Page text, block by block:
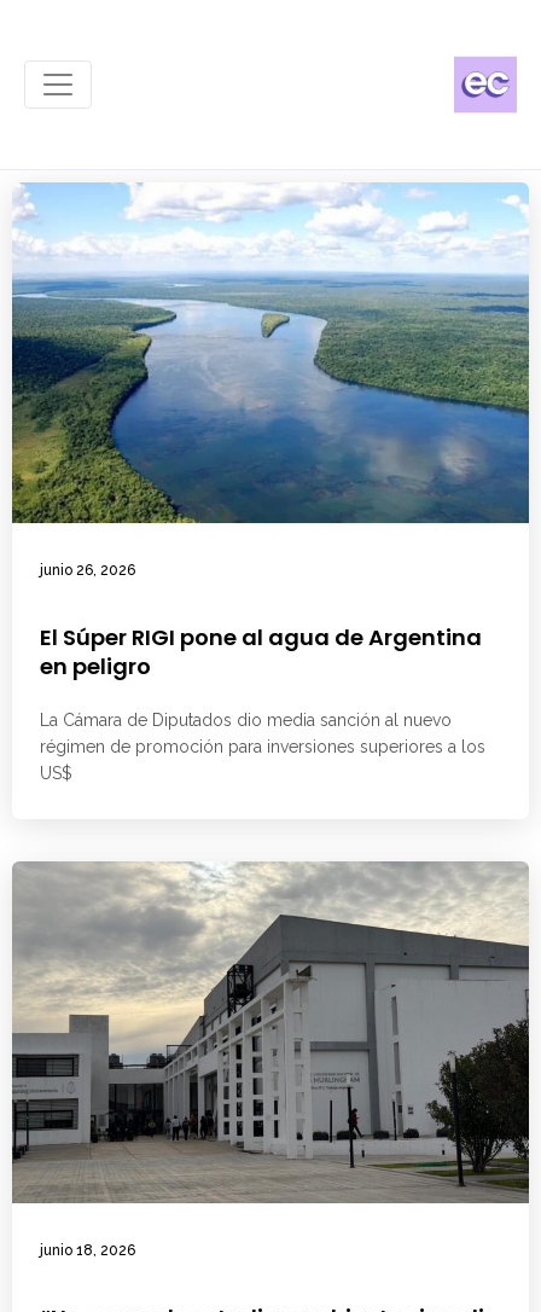
junio 26, 2026
El Súper RIGI pone al agua de Argentina
en peligro
La Cámara de Diputados dio media sanción al nuevo
régimen de promoción para inversiones superiores a los
US$
junio 18, 2026